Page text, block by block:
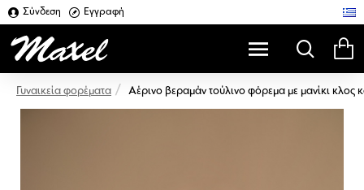
Σύνδεση Εγγραφή
Γυναικεία φορέματα Αέρινο βεραμάν τούλινο φόρεμα με μανίκι κλος